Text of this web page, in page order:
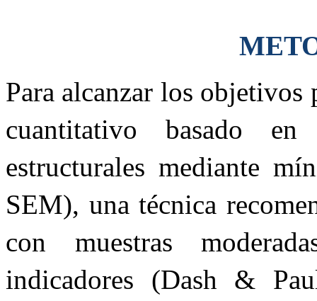
Para alcanzar los objetivos
cuantitativo basado
estructurales mediante
SEM), una técnica
con muestras
indicadores (Dash &